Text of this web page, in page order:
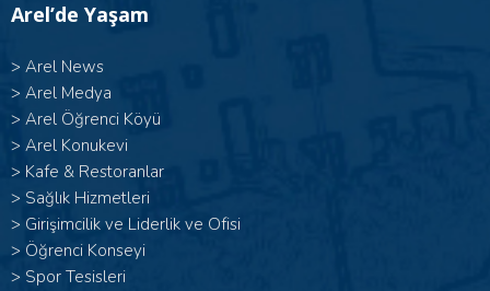
Arel’de Yaşam
> Arel News
> Arel Medya
> Arel Öğrenci Köyü
> Arel Konukevi
> Kafe & Restoranlar
> Sağlık Hizmetleri
> Girişimcilik ve Liderlik ve Ofisi
> Öğrenci Konseyi
> Spor Tesisleri